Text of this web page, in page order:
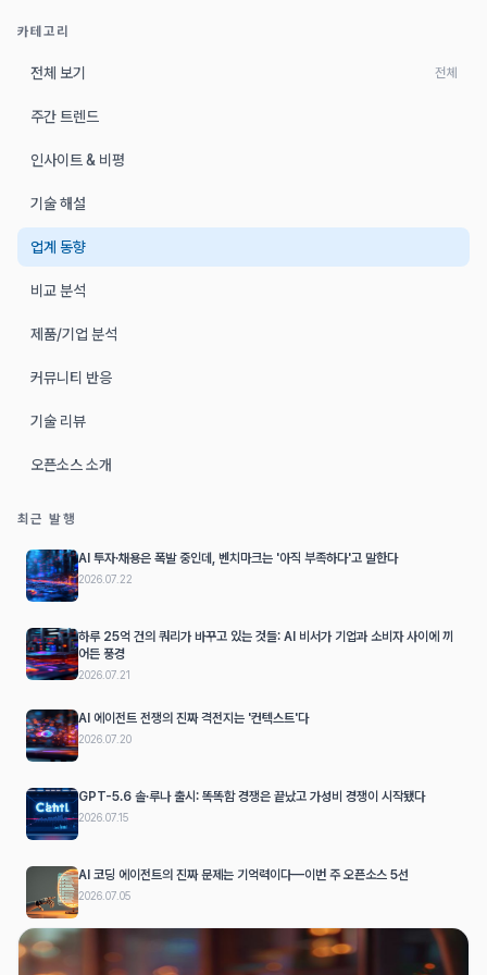
카테고리
전체 보기 전체
주간 트렌드
인사이트 & 비평
기술 해설
업계 동향
비교 분석
제품/기업 분석
커뮤니티 반응
기술 리뷰
오픈소스 소개
최근 발행
AI 투자·채용은 폭발 중인데, 벤치마크는 '아직 부족하다'고 말한다
2026.07.22
하루 25억 건의 쿼리가 바꾸고 있는 것들: AI 비서가 기업과 소비자 사이에 끼
어든 풍경
2026.07.21
AI 에이전트 전쟁의 진짜 격전지는 '컨텍스트'다
2026.07.20
GPT-5.6 솔·루나 출시: 똑똑함 경쟁은 끝났고 가성비 경쟁이 시작됐다
2026.07.15
AI 코딩 에이전트의 진짜 문제는 기억력이다—이번 주 오픈소스 5선
2026.07.05